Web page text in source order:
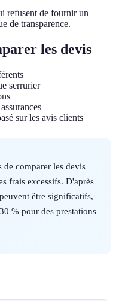
refusent de fournir un
de transparence.
les devis
serrurier
sur les avis clients
de comparer les devis
frais excessifs. D'après
être significatifs,
% pour des prestations